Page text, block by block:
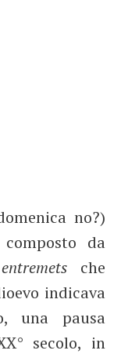
no?)
da
entremets che
indicava
una pausa
secolo, in